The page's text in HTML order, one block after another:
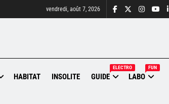
vendredi, août 7, 2026
HABITAT INSOLITE GUIDE
ELECTRO
LABO
FUN